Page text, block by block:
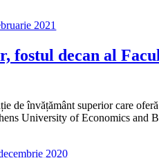
2021
decan al
de învățământ superior care
University of Economics and
2020